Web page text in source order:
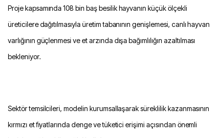
Proje kapsamında 108 bin baş besilik hayvanın küçük ölçekli
üreticilere dağıtılmasıyla üretim tabanının genişlemesi, canlı hayvan
varlığının güçlenmesi ve et arzında dışa bağımlılığın azaltılması
bekleniyor.
Sektör temsilcileri, modelin kurumsallaşarak süreklilik kazanmasının
kırmızı et fiyatlarında denge ve tüketici erişimi açısından önemli